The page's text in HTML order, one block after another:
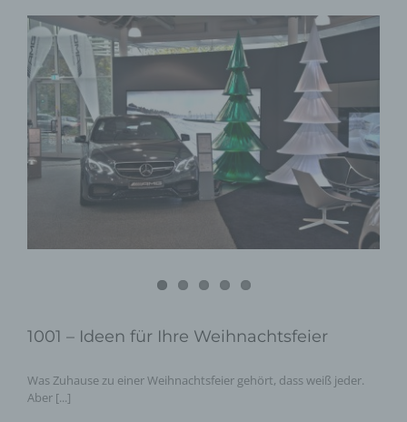
1001 – Ideen für Ihre Weihnachtsfeier
Was Zuhause zu einer Weihnachtsfeier gehört, dass weiß jeder.
Aber [...]